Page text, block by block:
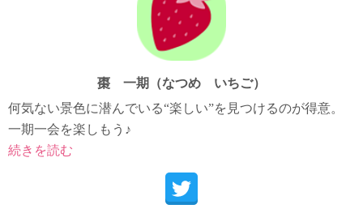
棗 一期（なつめ いちご）
何気ない景色に潜んでいる“楽しい”を見つけるのが得意。
一期一会を楽しもう♪
続きを読む